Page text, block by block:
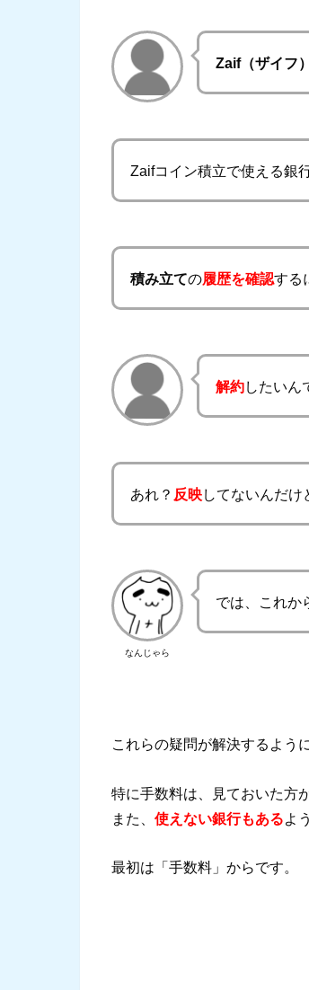
Zaif（ザイフ
Zaifコイン積立で使える銀
積み立ての履歴を確認する
解約したいん
あれ？ 反映してないんだけ
なんじゃら
では、これか
これらの疑問が解決するよう
特に手数料は、見ておいた方
また、 使えない銀行もあるよ
最初は「手数料」からです。